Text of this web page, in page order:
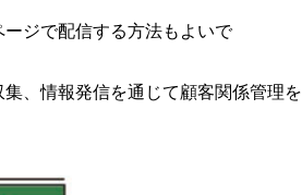
ジで配信する方法もよいで
、情報発信を通じて顧客関係管理を